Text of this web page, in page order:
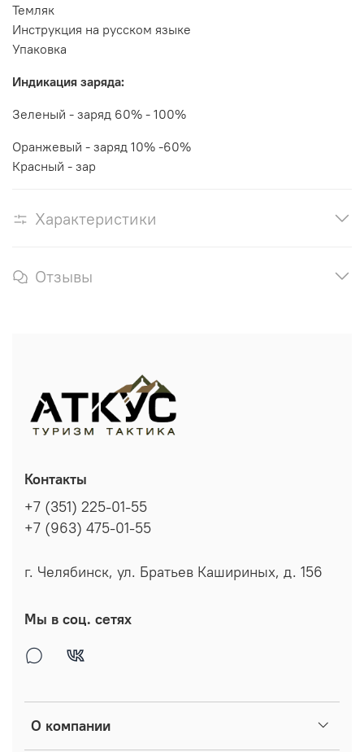
Темляк
Инструкция на русском языке
Упаковка
Индикация заряда:
Зеленый - заряд 60% - 100%
Оранжевый - заряд 10% -60%
Красный - зар
Характеристики
Отзывы
О компании
Контакты
+7 (351) 225-01-55
+7 (963) 475-01-55
г. Челябинск, ул. Братьев Кашириных, д. 156
Мы в соц. сетях